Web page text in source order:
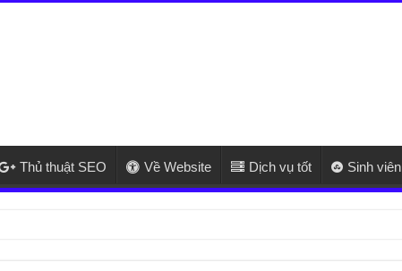
Thủ thuật SEO Về Website Dịch vụ tốt Sinh viên
hàng sửa điều hòa uy tín tại Cầu Giấy